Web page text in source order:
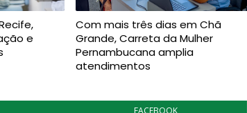
e
Com mais três dias em Chã
Grande, Carreta da Mulher
Pernambucana amplia
atendimentos
FACEBOOK